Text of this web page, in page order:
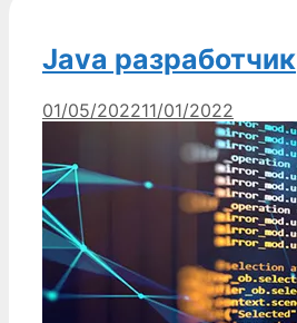
Java разработчик
01/05/202211/01/2022